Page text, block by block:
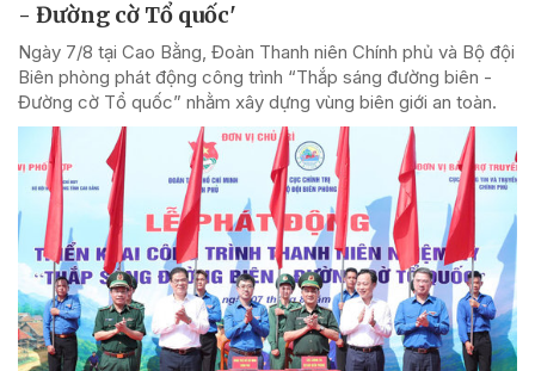
- Đường cờ Tổ quốc'
Ngày 7/8 tại Cao Bằng, Đoàn Thanh niên Chính phủ và Bộ đội
Biên phòng phát động công trình “Thắp sáng đường biên -
Đường cờ Tổ quốc” nhằm xây dựng vùng biên giới an toàn.